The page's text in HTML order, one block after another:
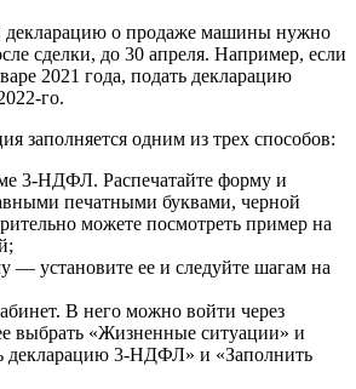
о продаже машины нужно
сделки, до 30 апреля. Например, если
2021 года, подать декларацию
го.
заполняется одним из трех способов:
3-НДФЛ. Распечатайте форму и
печатными буквами, черной
можете посмотреть пример на
— установите ее и следуйте шагам на
В него можно войти через
выбрать «Жизненные ситуации» и
декларацию 3-НДФЛ» и «Заполнить